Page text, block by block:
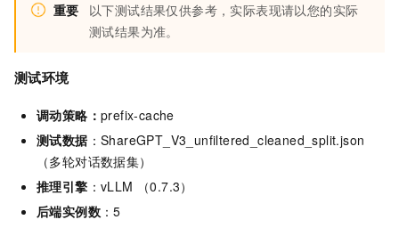
重要
以下测试结果仅供参考，实际表现请以您的实际
测试结果为准。
测试环境
调动策略： prefix-cache
测试数据：ShareGPT_V3_unfiltered_cleaned_split.json
（多轮对话数据集）
推理引擎 ：vLLM （0.7.3）
后端实例数 ：5